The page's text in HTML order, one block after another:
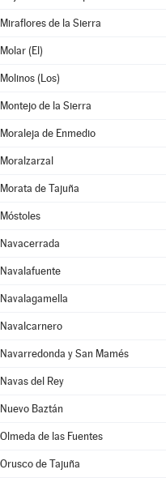
Miraflores de la Sierra
Molar (El)
Molinos (Los)
Montejo de la Sierra
Moraleja de Enmedio
Moralzarzal
Morata de Tajuña
Móstoles
Navacerrada
Navalafuente
Navalagamella
Navalcarnero
Navarredonda y San Mamés
Navas del Rey
Nuevo Baztán
Olmeda de las Fuentes
Orusco de Tajuña